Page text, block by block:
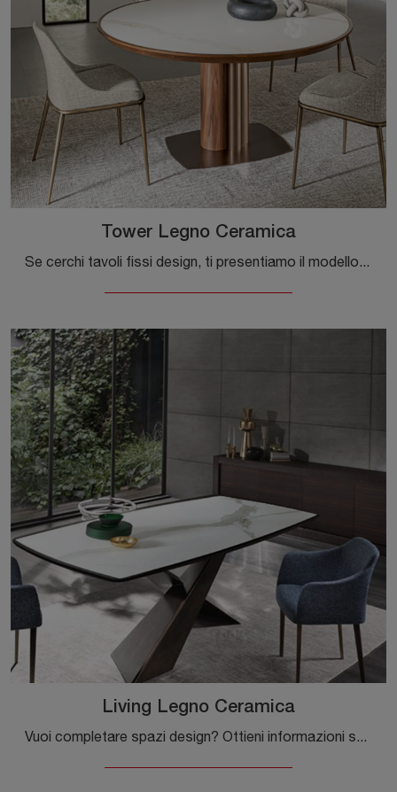
Tower Legno Ceramica
Se cerchi tavoli fissi design, ti presentiamo il modello da pranzo in ceramica Tower Legno Ceramica del brand Riflessi.
Living Legno Ceramica
Vuoi completare spazi design? Ottieni informazioni sui tavoli design fissi: il modello da pranzo Living Legno Ceramica ti attende.